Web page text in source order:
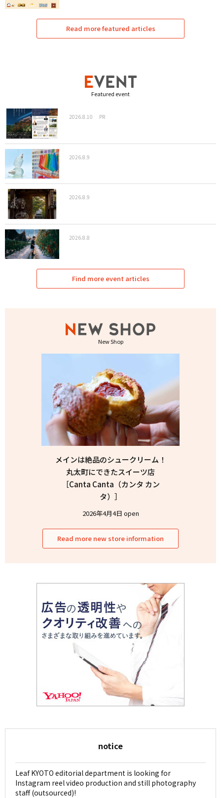
Read more featured articles
Featured event
2026.8.10 PR
2026.8.9
2026.8.9
2026.8.8
Find more event articles
New Shop
メインは絶品のシュークリーム！
丸太町にできたスイーツ店
［Canta Canta（カンタ カン
タ）］
2026年4月4日 open
Read more new store information
notice
Leaf KYOTO editorial department is looking for
Instagram reel video production and still photography
staff (outsourced)!